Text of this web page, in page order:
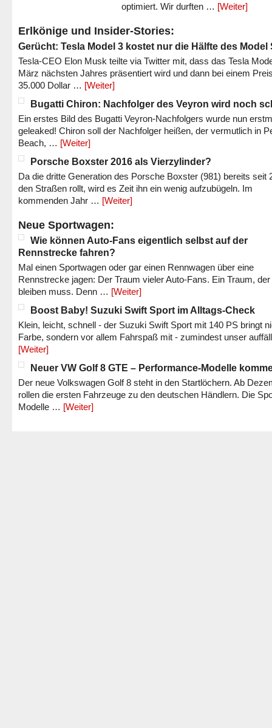
optimiert. Wir durften … [Weiter]
Erlkönige und Insider-Stories:
Gerücht: Tesla Model 3 kostet nur die Hälfte des Model
Tesla-CEO Elon Musk teilte via Twitter mit, dass das Tesla
März nächsten Jahres präsentiert wird und dann bei einem
35.000 Dollar … [Weiter]
Bugatti Chiron: Nachfolger des Veyron wird noch
Ein erstes Bild des Bugatti Veyron-Nachfolgers wurde nun
geleaked! Chiron soll der Nachfolger heißen, der vermutlich in
Beach, … [Weiter]
Porsche Boxster 2016 als Vierzylinder?
Da die dritte Generation des Porsche Boxster (981) bereits seit
den Straßen rollt, wird es Zeit ihn ein wenig aufzubügeln. Im
kommenden Jahr … [Weiter]
Neue Sportwagen:
Wie können Auto-Fans eigentlich selbst auf der
Rennstrecke fahren?
Mal einen Sportwagen oder gar einen Rennwagen über eine
Rennstrecke jagen: Der Traum vieler Auto-Fans. Ein Traum,
bleiben muss. Denn … [Weiter]
Boost Baby! Suzuki Swift Sport im Alltags-Check
Klein, leicht, schnell - der Suzuki Swift Sport mit 140 PS bringt
Farbe, sondern vor allem Fahrspaß mit - zumindest unser
[Weiter]
Neuer VW Golf 8 GTE – Performance-Modelle
Der neue Volkswagen Golf 8 steht in den Startlöchern. Ab
rollen die ersten Fahrzeuge zu den deutschen Händlern. Die
Modelle … [Weiter]